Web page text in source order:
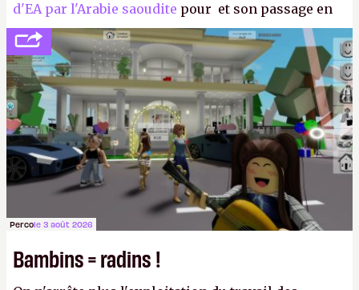
d'EA par l'Arabie saoudite pour et son passage en
société privée, l'éditeur n'aura bientôt plus
l'obligation de publier ses bilans. Encore une
victoire pour la transparence.P.
Percole 3 août 2026
Bambins = radins !